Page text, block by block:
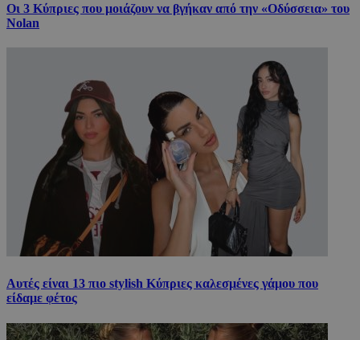
Οι 3 Κύπριες που μοιάζουν να βγήκαν από την «Οδύσσεια» του
Nolan
Αυτές είναι 13 πιο stylish Κύπριες καλεσμένες γάμου που
είδαμε φέτος